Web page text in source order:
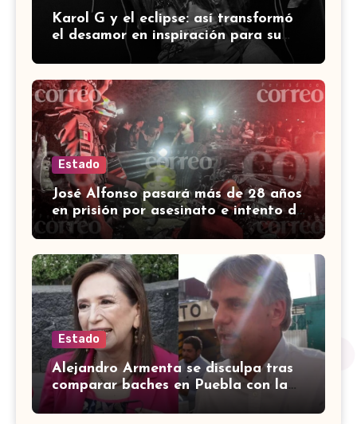
Karol G y el eclipse: así transformó
el desamor en inspiración para su
último álbum
Estado
José Alfonso pasará más de 28 años
en prisión por asesinato e intento de
homicidio en Irapuato
Estado
Alejandro Armenta se disculpa tras
comparar baches en Puebla con la
guerra en Palestina